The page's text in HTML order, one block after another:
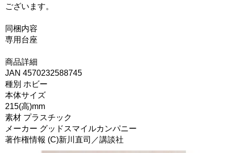
ございます。
同梱内容
専用台座
商品詳細
JAN 4570232588745
種別 ホビー
本体サイズ
215(高)mm
素材 プラスチック
メーカー グッドスマイルカンパニー
著作権情報 (C)新川直司／講談社